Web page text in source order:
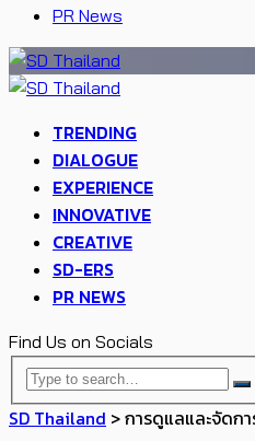
PR News
TRENDING
DIALOGUE
EXPERIENCE
INNOVATIVE
CREATIVE
SD-ERS
PR NEWS
Find Us on Socials
SD Thailand >การดูแลและจัดก